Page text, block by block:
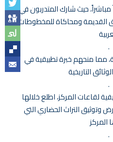
مباشراً، حيث شارك المتدربون في:
القديمة ومحاكاة للمخطوطات
.
مما منحهم خبرة تطبيقية في
التاريخية
.
لقاعات المركز، اطلع خلالها
وتوثيق التراث الحضاري التي
المركز
.